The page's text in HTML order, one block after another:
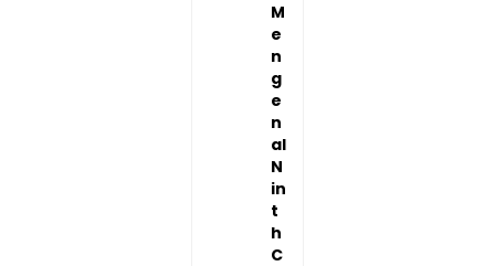
M
e
n
g
e
n
al
N
in
t
h
C